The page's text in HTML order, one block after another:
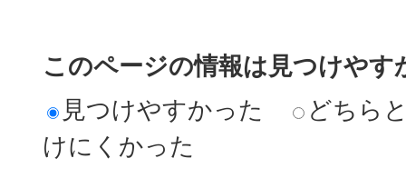
このページの情報は見つけやす
見つけやすかった
どちら
けにくかった